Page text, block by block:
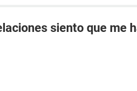
siento que me